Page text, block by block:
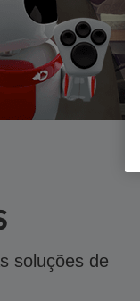
soluções de